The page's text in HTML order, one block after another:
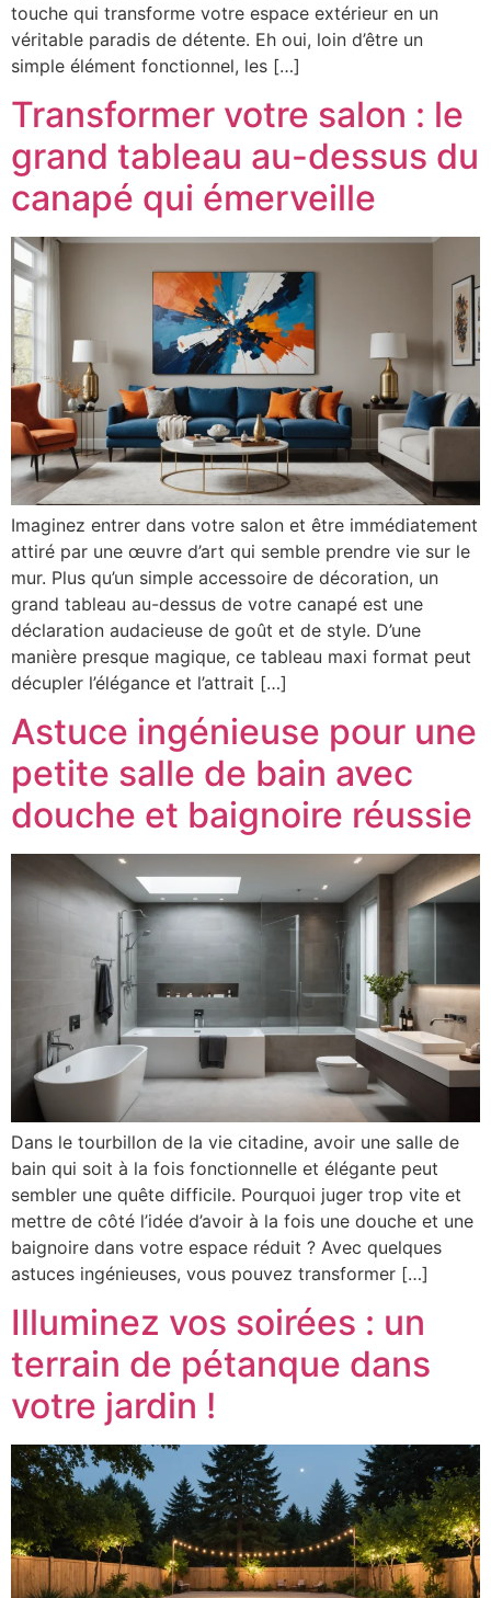
touche qui transforme votre espace extérieur en un
véritable paradis de détente. Eh oui, loin d’être un
simple élément fonctionnel, les […]
Transformer votre salon : le
grand tableau au-dessus du
canapé qui émerveille
Imaginez entrer dans votre salon et être immédiatement
attiré par une œuvre d’art qui semble prendre vie sur le
mur. Plus qu’un simple accessoire de décoration, un
grand tableau au-dessus de votre canapé est une
déclaration audacieuse de goût et de style. D’une
manière presque magique, ce tableau maxi format peut
décupler l’élégance et l’attrait […]
Astuce ingénieuse pour une
petite salle de bain avec
douche et baignoire réussie
Dans le tourbillon de la vie citadine, avoir une salle de
bain qui soit à la fois fonctionnelle et élégante peut
sembler une quête difficile. Pourquoi juger trop vite et
mettre de côté l’idée d’avoir à la fois une douche et une
baignoire dans votre espace réduit ? Avec quelques
astuces ingénieuses, vous pouvez transformer […]
Illuminez vos soirées : un
terrain de pétanque dans
votre jardin !